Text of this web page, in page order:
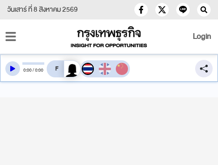
วันเสาร์ ที่ 8 สิงหาคม 2569
Login
0:00/0:00 สลับเสียงอ่าน